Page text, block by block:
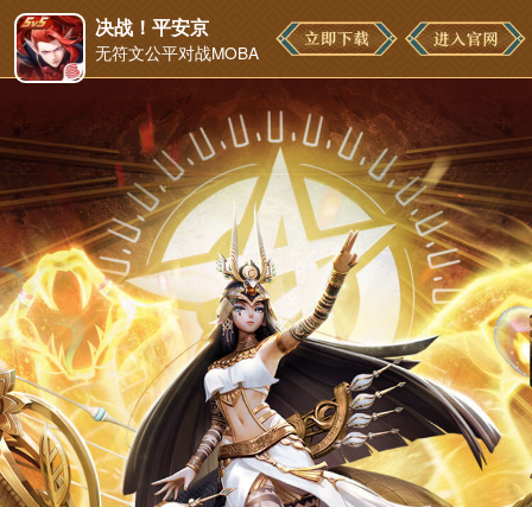
决战！平安京
无符文公平对战MOBA